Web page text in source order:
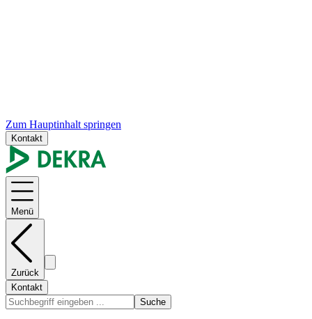
Zum Hauptinhalt springen
Kontakt
Menü
Zurück
Kontakt
Suche